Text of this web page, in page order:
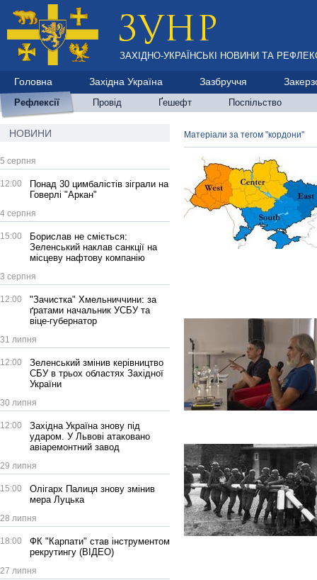
ЗАХІДНО-УКРАЇНСЬКІ НОВИНИ ТА
Головна Західна Україна Зазбруччя
Рефлексії Провід Ґешефт Поспільство
НОВИНИ
5 серпня
12:00
Понад 30 цимбалістів зіграли на
Говерлі "Аркан"
4 серпня
15:00
Борислав не сміється:
Зеленський наклав санкції на
місцеву нафтову компанію
3 серпня
12:00
"Зачистка" Хмельниччини: за
ґратами начальник УСБУ та
віце-губернатор
31 липня
12:00
Зеленський змінив керівництво
СБУ в трьох областях Західної
України
30 липня
12:00
Західна Україна знову під
ударом. У Львові атаковано
авіаремонтний завод
29 липня
15:00
Олігарх Палиця знову змінив
мера Луцька
28 липня
18:00
ФК "Карпати" став інструментом
рекрутингу (ВІДЕО)
27 липня
Матеріали за тегом "кордони"